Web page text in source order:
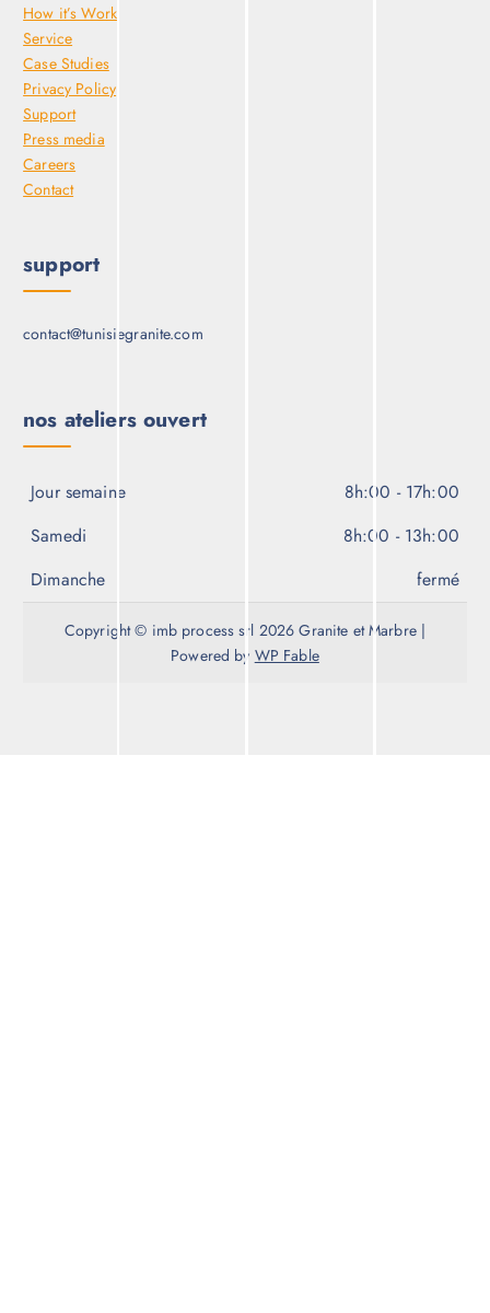
How it’s Work
Service
Case Studies
Privacy Policy
Support
Press media
Careers
Contact
support
contact@tunisiegranite.com
nos ateliers ouvert
Jour semaine
8h:00 - 17h:00
Samedi
8h:00 - 13h:00
Dimanche
fermé
Copyright © imb process srl 2026 Granite et Marbre |
Powered by WP Fable